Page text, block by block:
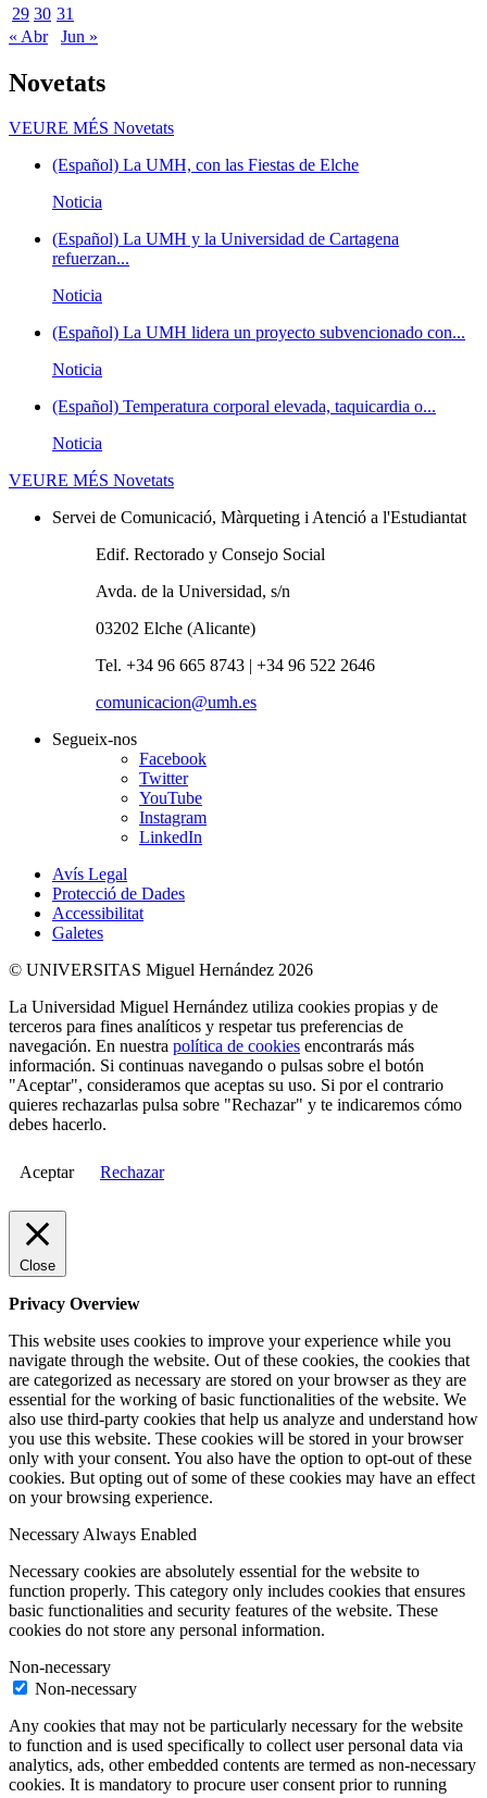
29 30 31
« Abr
Jun »
Novetats
VEURE MÉS Novetats
(Español) La UMH, con las Fiestas de Elche
Noticia
(Español) La UMH y la Universidad de Cartagena
refuerzan...
Noticia
(Español) La UMH lidera un proyecto subvencionado con...
Noticia
(Español) Temperatura corporal elevada, taquicardia o...
Noticia
VEURE MÉS Novetats
Servei de Comunicació, Màrqueting i Atenció a l'Estudiantat
Edif. Rectorado y Consejo Social
Avda. de la Universidad, s/n
03202 Elche (Alicante)
Tel. +34 96 665 8743 | +34 96 522 2646
comunicacion@umh.es
Segueix-nos
Facebook
Twitter
YouTube
Instagram
LinkedIn
Avís Legal
Protecció de Dades
Accessibilitat
Galetes
© UNIVERSITAS Miguel Hernández 2026
La Universidad Miguel Hernández utiliza cookies propias y de
terceros para fines analíticos y respetar tus preferencias de
navegación. En nuestra política de cookies encontrarás más
información. Si continuas navegando o pulsas sobre el botón
"Aceptar", consideramos que aceptas su uso. Si por el contrario
quieres rechazarlas pulsa sobre "Rechazar" y te indicaremos cómo
debes hacerlo.
Aceptar Rechazar
Close
Privacy Overview
This website uses cookies to improve your experience while you
navigate through the website. Out of these cookies, the cookies that
are categorized as necessary are stored on your browser as they are
essential for the working of basic functionalities of the website. We
also use third-party cookies that help us analyze and understand how
you use this website. These cookies will be stored in your browser
only with your consent. You also have the option to opt-out of these
cookies. But opting out of some of these cookies may have an effect
on your browsing experience.
NecessaryAlways Enabled
Necessary cookies are absolutely essential for the website to
function properly. This category only includes cookies that ensures
basic functionalities and security features of the website. These
cookies do not store any personal information.
Non-necessary
Non-necessary
Any cookies that may not be particularly necessary for the website
to function and is used specifically to collect user personal data via
analytics, ads, other embedded contents are termed as non-necessary
cookies. It is mandatory to procure user consent prior to running